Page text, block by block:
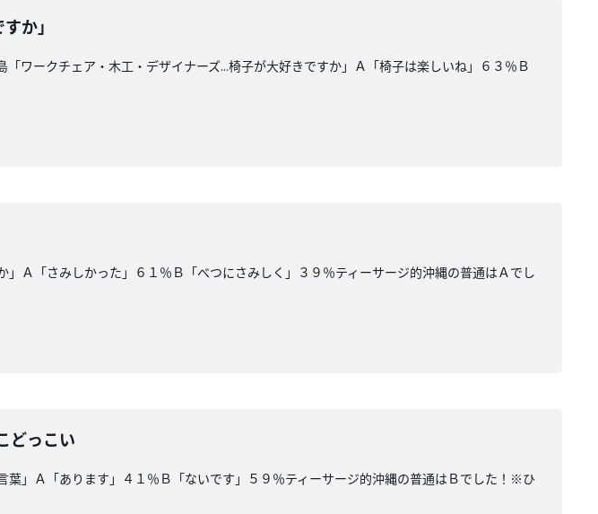
か」
ワークチェア・木工・デザイナーズ...椅子が大好きですか」Ａ「椅子は楽しいね」６３％Ｂ
Ａ「さみしかった」６１％Ｂ「べつにさみしく」３９％ティーサージ的沖縄の普通はＡでし
どっこい
葉」Ａ「あります」４１％Ｂ「ないです」５９％ティーサージ的沖縄の普通はＢでした！※ひ